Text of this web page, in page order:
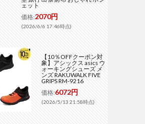
ェット
価格:2070円
(2026/6/6 17:46時点)
【10％OFFクーポン対
象】アシックス asics ウ
ォーキングシューズ メ
ンズ RAKUWALK FIVE
GRIPS RM-9216
価格:6072円
(2026/5/13 21:58時点)